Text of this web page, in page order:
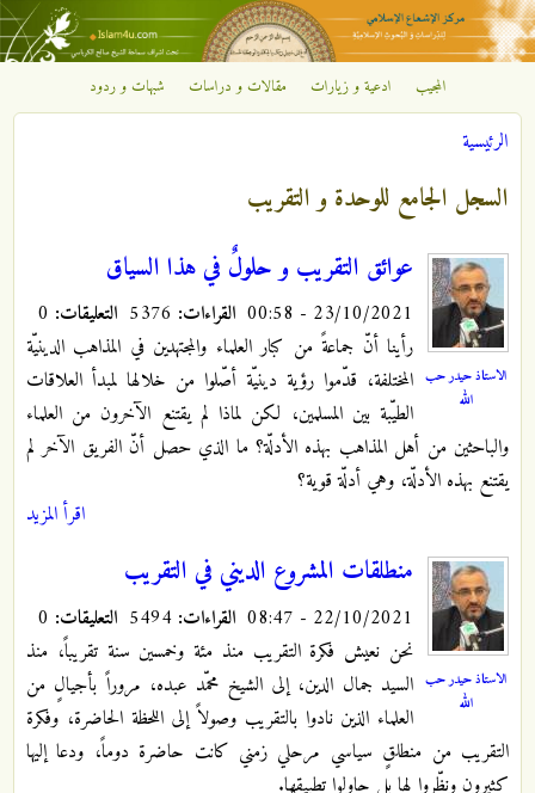
تجاوز إلى المحتوى الرئيسي
مركز
الإشعاع
الإسلامي
المجيب ادعية و زيارات مقالات و دراسات شبهات و ردود
أنت هنا
الرئيسية
السجل الجامع للوحدة و التقريب
الاستاذ حيدر حب
الله
عوائق التقريب و حلولٌ في هذا السياق
23/10/2021 - 00:58 القراءات: التعليقات:
رأينا أنّ جماعةً من كبار العلماء والمجتهدين في المذاهب الدينيّة
المختلفة، قدّموا رؤية دينيّة أصّلوا من خلالها لمبدأ العلاقات
الطيّبة بين المسلمين، لكن لماذا لم يقتنع الآخرون من العلماء
والباحثين من أهل المذاهب بهذه الأدلّة؟ ما الذي حصل أنّ الفريق الآخر لم
يقتنع بهذه الأدلّة، وهي أدلّة قوية؟
اقرأ المزيد
الاستاذ حيدر حب
الله
منطلقات المشروع الديني في التقريب
22/10/2021 - 08:47 القراءات: التعليقات:
نحن نعيش فكرة التقريب منذ مئة وخمسين سنة تقريباً، منذ
السيد جمال الدين، إلى الشيخ محمّد عبده، مروراً بأجيالٍ من
العلماء الذين نادوا بالتقريب وصولاً إلى اللحظة الحاضرة، وفكرة
التقريب من منطلقٍ سياسي مرحلي زمني كانت حاضرة دوماً، ودعا إليها
كثيرون ونظّروا لها بل حاولوا تطبيقها.